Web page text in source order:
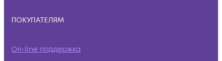
ПОКУПАТЕЛЯМ
On-line поддержка